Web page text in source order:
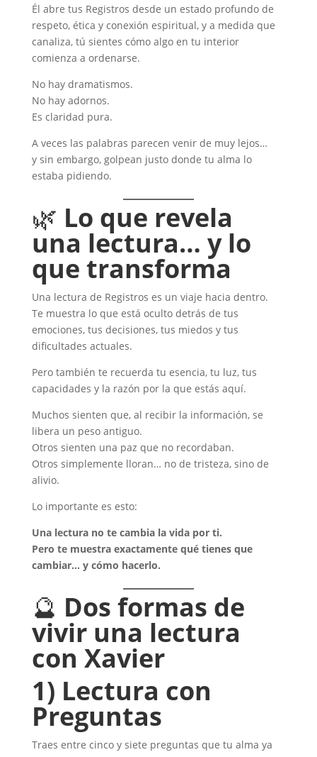
Él abre tus Registros desde un estado profundo de
respeto, ética y conexión espiritual, y a medida que
canaliza, tú sientes cómo algo en tu interior
comienza a ordenarse.
No hay dramatismos.
No hay adornos.
Es claridad pura.
A veces las palabras parecen venir de muy lejos…
y sin embargo, golpean justo donde tu alma lo
estaba pidiendo.
🌿 Lo que revela
una lectura… y lo
que transforma
Una lectura de Registros es un viaje hacia dentro.
Te muestra lo que está oculto detrás de tus
emociones, tus decisiones, tus miedos y tus
dificultades actuales.
Pero también te recuerda tu esencia, tu luz, tus
capacidades y la razón por la que estás aquí.
Muchos sienten que, al recibir la información, se
libera un peso antiguo.
Otros sienten una paz que no recordaban.
Otros simplemente lloran… no de tristeza, sino de
alivio.
Lo importante es esto:
Una lectura no te cambia la vida por ti.
Pero te muestra exactamente qué tienes que
cambiar… y cómo hacerlo.
🔮 Dos formas de
vivir una lectura
con Xavier
1) Lectura con
Preguntas
Traes entre cinco y siete preguntas que tu alma ya